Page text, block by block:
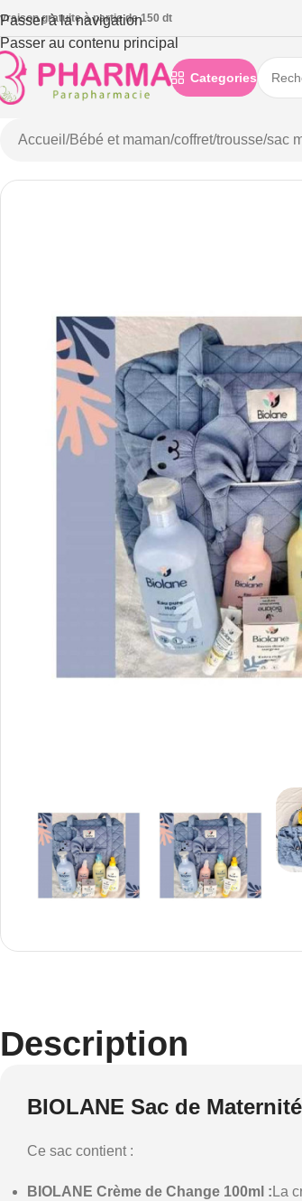
Passer à la navigation
Passer au contenu principal
gratuite à partie de 150 dt
Categories
Accueil /Bébé et maman/coffret/trousse/sac
Description
BIOLANE Sac de Maternité
Ce sac contient :
BIOLANE Crème de Change 100ml : La